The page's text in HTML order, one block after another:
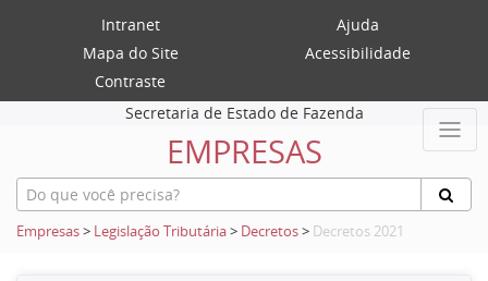
Intranet
Ajuda
Mapa do Site
Acessibilidade
Contraste
Secretaria de Estado de Fazenda
EMPRESAS
Empresas> Legislação Tributária> Decretos> Decretos 2021